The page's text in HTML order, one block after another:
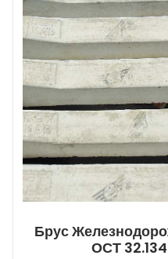
Брус
ОСТ